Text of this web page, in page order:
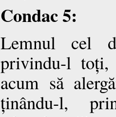
Condac 5:
Lemnul cel
privindu-l toți,
acum să
ținându-l,